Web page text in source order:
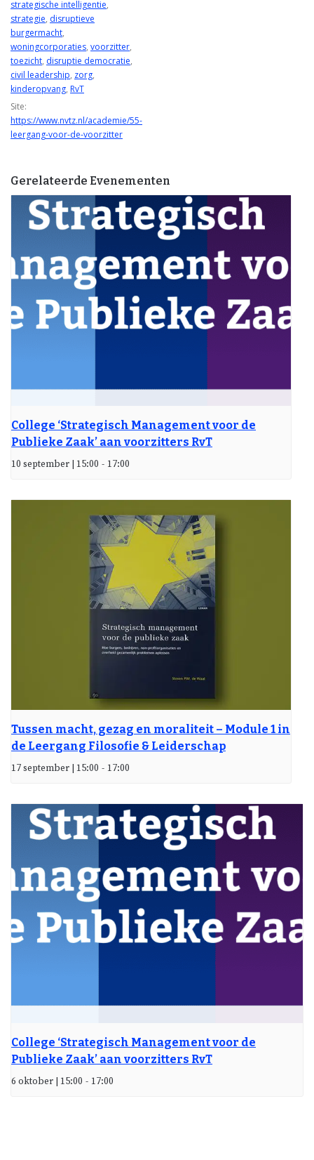
strategische intelligentie,
strategie, disruptieve
burgermacht,
woningcorporaties, voorzitter,
toezicht, disruptie democratie,
civil leadership, zorg,
kinderopvang, RvT
Site:
https://www.nvtz.nl/academie/55-
leergang-voor-de-voorzitter
Gerelateerde Evenementen
College ‘Strategisch Management voor de
Publieke Zaak’ aan voorzitters RvT
10 september | 15:00 - 17:00
Tussen macht, gezag en moraliteit – Module 1 in
de Leergang Filosofie & Leiderschap
17 september | 15:00 - 17:00
College ‘Strategisch Management voor de
Publieke Zaak’ aan voorzitters RvT
6 oktober | 15:00 - 17:00